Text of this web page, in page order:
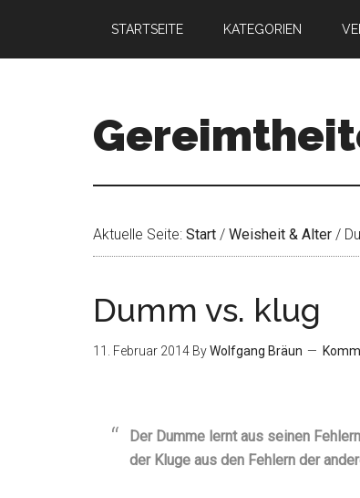
STARTSEITE KATEGORIEN
Aktuelle Seite: Start / Weisheit & Alter /
Dumm vs. klug
11. Februar 2014 ByWolfgang Bräun
Der Dumme lernt aus seinen
der Kluge aus den Fehlern der